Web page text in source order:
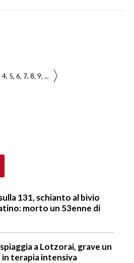
4 5 6 7 8 9 ...
131, schianto al bivio
morto un 53enne di
a Lotzorai, grave un
in terapia intensiva